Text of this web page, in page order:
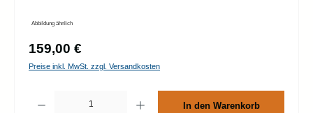
Abbildung ähnlich
Regulärer Preis:
159,00 €
Preise inkl. MwSt. zzgl. Versandkosten
In den Warenkorb